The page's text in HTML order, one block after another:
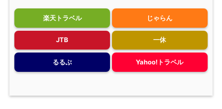
楽天トラベル じゃらん
JTB 一休
るるぶ Yahoo!トラベル